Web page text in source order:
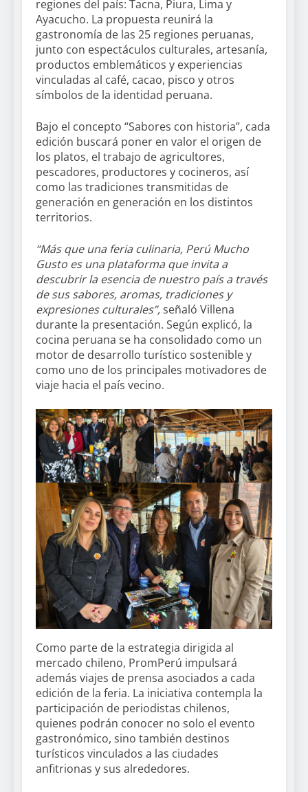
regiones del país: Tacna, Piura, Lima y
Ayacucho. La propuesta reunirá la
gastronomía de las 25 regiones peruanas,
junto con espectáculos culturales, artesanía,
productos emblemáticos y experiencias
vinculadas al café, cacao, pisco y otros
símbolos de la identidad peruana.
Bajo el concepto “Sabores con historia”, cada
edición buscará poner en valor el origen de
los platos, el trabajo de agricultores,
pescadores, productores y cocineros, así
como las tradiciones transmitidas de
generación en generación en los distintos
territorios.
“Más que una feria culinaria, Perú Mucho
Gusto es una plataforma que invita a
descubrir la esencia de nuestro país a través
de sus sabores, aromas, tradiciones y
expresiones culturales”,señaló Villena
durante la presentación. Según explicó, la
cocina peruana se ha consolidado como un
motor de desarrollo turístico sostenible y
como uno de los principales motivadores de
viaje hacia el país vecino.
Como parte de la estrategia dirigida al
mercado chileno, PromPerú impulsará
además viajes de prensa asociados a cada
edición de la feria. La iniciativa contempla la
participación de periodistas chilenos,
quienes podrán conocer no solo el evento
gastronómico, sino también destinos
turísticos vinculados a las ciudades
anfitrionas y sus alrededores.